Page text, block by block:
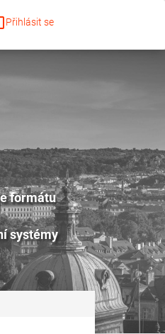
Přihlásit se
formátu
systémy